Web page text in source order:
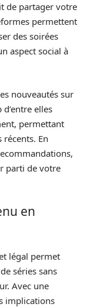
de partager votre
permettent
des soirées
aspect social à
nouveautés sur
elles
permettant
En
parti de votre
en
légal permet
séries sans
Avec une
implications